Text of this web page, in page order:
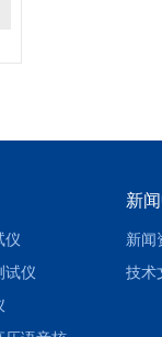
仪
试仪
新
新闻
技术